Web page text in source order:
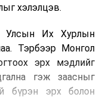
хэлэлцэв.
Улсын Их Хурлын
Тэрбээр Монгол
эрх мэдлийг
гэж заасныг
бүрэн эрх болон